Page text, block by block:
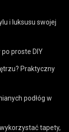
i luksusu swojej
proste DIY
Praktyczny
podłóg w
tapety,